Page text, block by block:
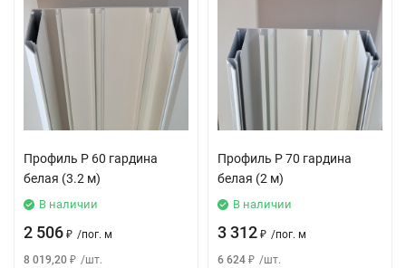
Профиль P 60 гардина
белая (3.2 м)
В наличии
2 506 ₽ /пог. м
8 019,20 ₽ /шт.
Профиль P 70 гардина
белая (2 м)
В наличии
3 312 ₽ /пог. м
6 624 ₽ /шт.